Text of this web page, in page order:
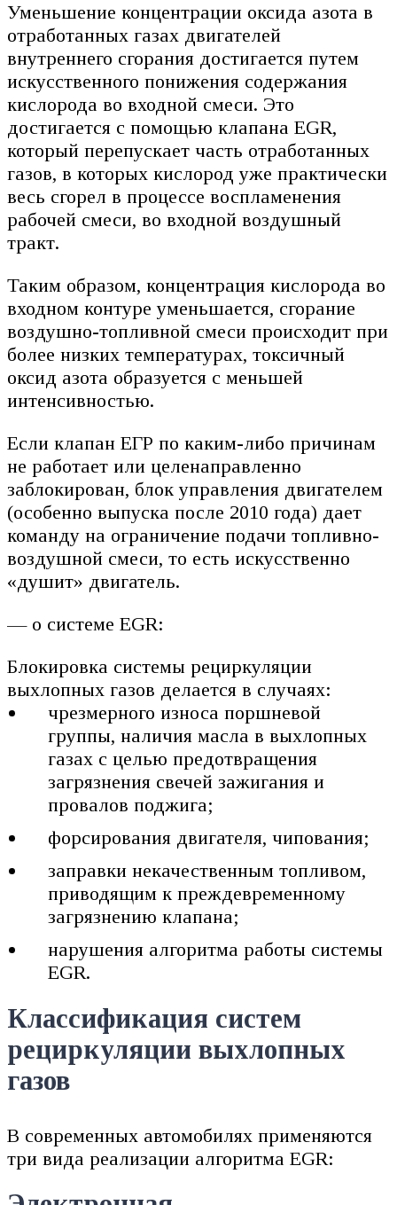
Уменьшение концентрации оксида азота в
отработанных газах двигателей
внутреннего сгорания достигается путем
искусственного понижения содержания
кислорода во входной смеси. Это
достигается с помощью клапана EGR,
который перепускает часть отработанных
газов, в которых кислород уже практически
весь сгорел в процессе воспламенения
рабочей смеси, во входной воздушный
тракт.
Таким образом, концентрация кислорода во
входном контуре уменьшается, сгорание
воздушно-топливной смеси происходит при
более низких температурах, токсичный
оксид азота образуется с меньшей
интенсивностью.
Если клапан ЕГР по каким-либо причинам
не работает или целенаправленно
заблокирован, блок управления двигателем
(особенно выпуска после 2010 года) дает
команду на ограничение подачи топливно-
воздушной смеси, то есть искусственно
«душит» двигатель.
— о системе EGR:
Блокировка системы рециркуляции
выхлопных газов делается в случаях:
чрезмерного износа поршневой
группы, наличия масла в выхлопных
газах с целью предотвращения
загрязнения свечей зажигания и
провалов поджига;
форсирования двигателя, чипования;
заправки некачественным топливом,
приводящим к преждевременному
загрязнению клапана;
нарушения алгоритма работы системы
EGR.
Классификация систем
рециркуляции выхлопных
газов
В современных автомобилях применяются
три вида реализации алгоритма EGR: